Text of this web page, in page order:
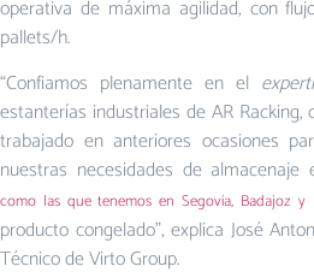
operativa de máxima agilidad, con
pallets/h.
“Confiamos plenamente en el
estanterías industriales de AR Racking,
trabajado en anteriores ocasiones
nuestras necesidades de almacenaje
como las que tenemos en Segovia, Badajoz y
producto congelado”, explica José
Técnico de Virto Group.